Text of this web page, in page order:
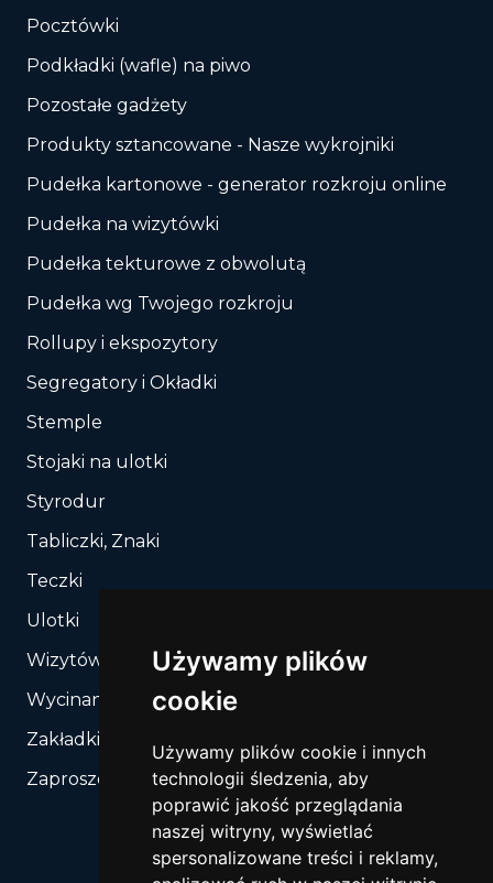
Używamy plików
cookie
Używamy plików cookie i innych
technologii śledzenia, aby
poprawić jakość przeglądania
naszej witryny, wyświetlać
spersonalizowane treści i reklamy,
Pocztówki
Podkładki (wafle) na piwo
Pozostałe gadżety
Produkty sztancowane - Nasze wykrojniki
Pudełka kartonowe - generator rozkroju online
Pudełka na wizytówki
Pudełka tekturowe z obwolutą
Pudełka wg Twojego rozkroju
Rollupy i ekspozytory
Segregatory i Okładki
Stemple
Stojaki na ulotki
Styrodur
Tabliczki, Znaki
Teczki
Ulotki
Wizytówki
Wycinanie, Sztancowanie wg Twojego rozkroju
Zakładki do książek
Zaproszenia